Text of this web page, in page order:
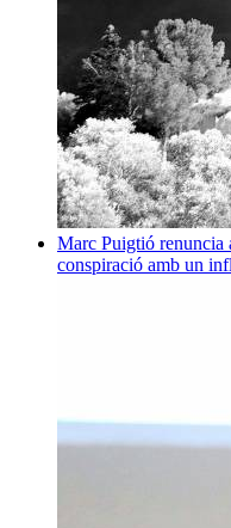
Marc Puigtió renuncia
conspiració amb un